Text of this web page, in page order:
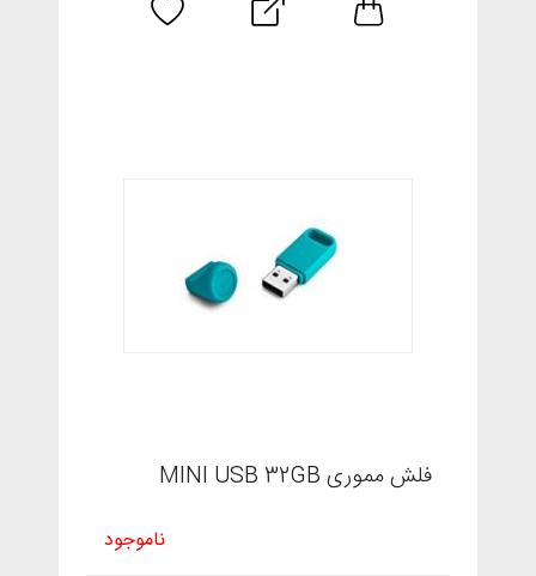
فلش مموری MINI USB 32GB
ناموجود